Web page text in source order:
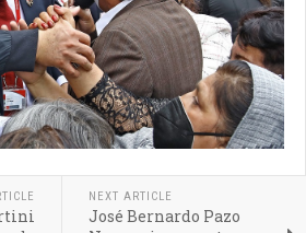
NEXT ARTICLE
José Bernardo Pazo